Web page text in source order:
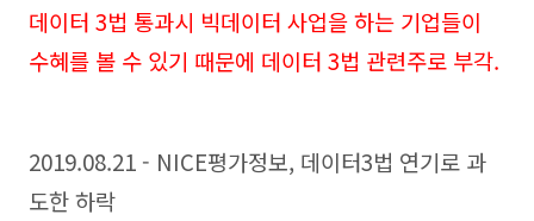
데이터 3법 통과시 빅데이터 사업을 하는 기업들이
수혜를 볼 수 있기 때문에 데이터 3법 관련주로 부각.
2019.08.21 - NICE평가정보, 데이터3법 연기로 과
도한 하락